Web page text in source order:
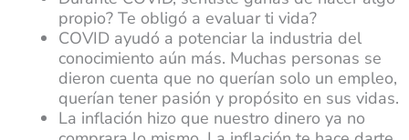
propio? Te obligó a evaluar ti vida?
COVID ayudó a potenciar la industria del
conocimiento aún más. Muchas personas se
dieron cuenta que no querían solo un empleo,
querían tener pasión y propósito en sus vidas.
La inflación hizo que nuestro dinero ya no